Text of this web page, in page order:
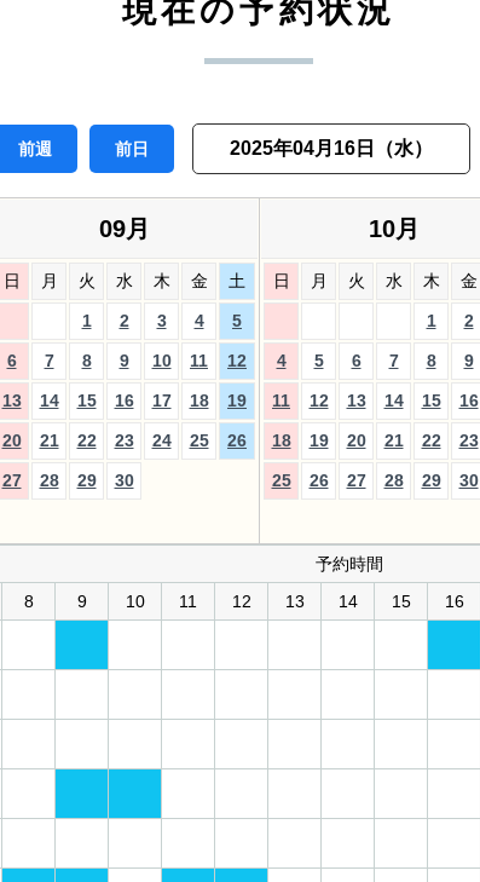
現在の予約状況
前週 前日 2025年04月16日（水）
09月
日 月 火 水 木 金 土
1 2 3 4 5
6 7 8 9 10 11 12
13 14 15 16 17 18 19
20 21 22 23 24 25 26
27 28 29 30
10月
日 月 火 水 木 金
1 2
4 5 6 7 8 9
11 12 13 14 15 16
18 19 20 21 22 23
25 26 27 28 29 30
予約時間
8 9 10 11 12 13 14 15 16